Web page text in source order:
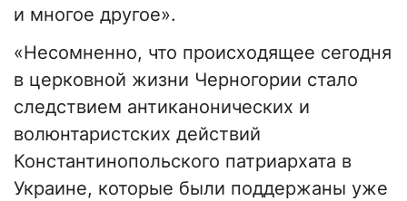
и многое другое».
«Несомненно, что происходящее сегодня
в церковной жизни Черногории стало
следствием антиканонических и
волюнтаристских действий
Константинопольского патриархата в
Украине, которые были поддержаны уже